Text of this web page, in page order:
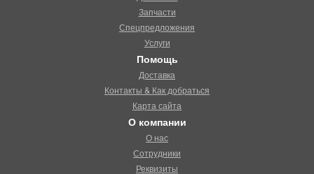
Запчасти
Спецпредложения
Услуги
Помощь
Доставка
Контакты & Как добраться
Карта сайта
О компании
О нас
Сотрудники
Реквизиты